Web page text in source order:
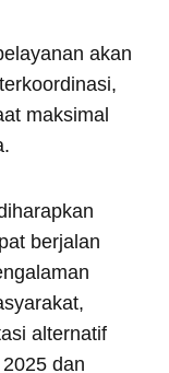
akan
maksimal
berjalan
alternatif
dan